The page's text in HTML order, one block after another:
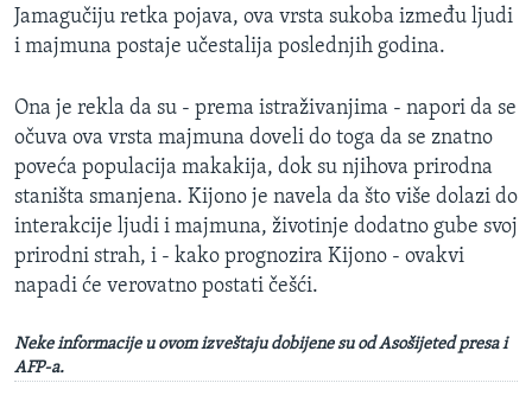
Jamagučiju retka pojava, ova vrsta sukoba između ljudi
i majmuna postaje učestalija poslednjih godina.
Ona je rekla da su - prema istraživanjima - napori da se
očuva ova vrsta majmuna doveli do toga da se znatno
poveća populacija makakija, dok su njihova prirodna
staništa smanjena. Kijono je navela da što više dolazi do
interakcije ljudi i majmuna, životinje dodatno gube svoj
prirodni strah, i - kako prognozira Kijono - ovakvi
napadi će verovatno postati češći.
Neke informacije u ovom izveštaju dobijene su od Asošijeted presa i
AFP-a.